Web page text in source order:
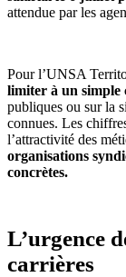
attendue par les
Pour l’UNSA
limiter à un simple
publiques ou sur la
connues. Les
l’attractivité des
organisations
concrètes.
L’urgence
carrières